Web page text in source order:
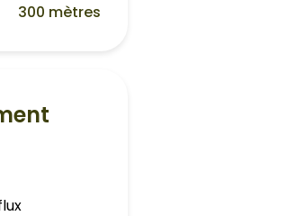
300 mètres